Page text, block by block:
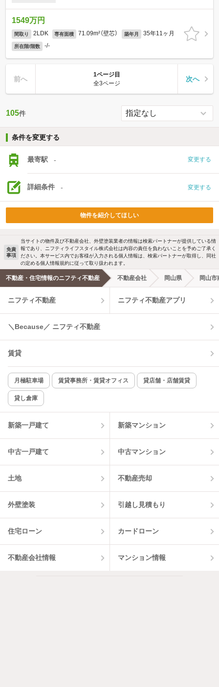
1549万円
間取り 2LDK 専有面積 71.09m²（壁芯） 築年月 35年11ヶ月
所在階/階数 -/-
前へ
1ページ目
全3ページ
次へ
105件
条件を変更する
最寄駅 - 変更する
詳細条件 - 変更する
物件を紹介してほしい
免責
事項
当サイトの物件及び不動産会社、外壁塗装業者の情報は検索パートナーが提供している情
報であり、ニフティライフスタイル株式会社は内容の責任を負わないことを予めご了承く
ださい。本サービス内でお客様が入力される個人情報は、検索パートナーが取得し、同社
の定める個人情報規約に従って取り扱われます。
不動産・住宅情報のニフティ不動産 不動産会社 岡山県 岡山市
ニフティ不動産 ニフティ不動産アプリ
＼Because／ ニフティ不動産
賃貸
月極駐車場 賃貸事務所・賃貸オフィス 貸店舗・店舗賃貸
貸し倉庫
新築一戸建て 新築マンション
中古一戸建て 中古マンション
土地 不動産売却
外壁塗装 引越し見積もり
住宅ローン カードローン
不動産会社情報 マンション情報